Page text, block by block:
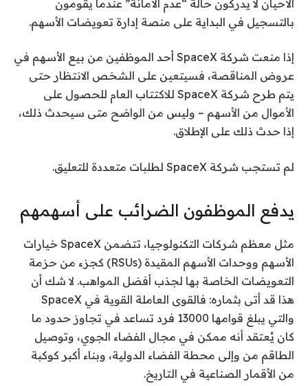
الأحيان لا يدركون حالة “عدم الأمانة” عندما يقومون
بالتسجيل في البداية على منصة إدارة تعويضات الأسهم.
إذا منعت شركة SpaceX أحد الموظفين من بيع الأسهم في
عروض المناقصة، فسيتعين على الشخص الانتظار حتى
يتم طرح شركة SpaceX للاكتتاب العام للحصول على
الأموال من الأسهم – وليس من الواضح متى سيحدث ذلك،
إذا حدث ذلك على الإطلاق.
لم تستجب شركة SpaceX لطلبات متعددة للتعليق.
يدفع الموظفون الضرائب على أسهمهم
مثل معظم شركات التكنولوجيا، تتضمن SpaceX خيارات
الأسهم ووحدات الأسهم المقيدة (RSUs) كجزء من حزمة
التعويضات الخاصة بها لجذب أفضل المواهب. لا شك أن
هذا قد أتى بثماره: فالقوى العاملة القوية في SpaceX
والتي يبلغ قوامها 13000 فرد تساعد في تجاوز حدود ما
كان يُعتقد أنه ممكن في مجال الفضاء الجوي، وتوصيل
الطاقم من وإلى محطة الفضاء الدولية، وبناء أكبر كوكبة
من الأقمار الصناعية في التاريخ.